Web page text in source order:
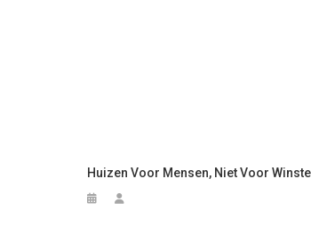
Huizen Voor Mensen, Niet Voor